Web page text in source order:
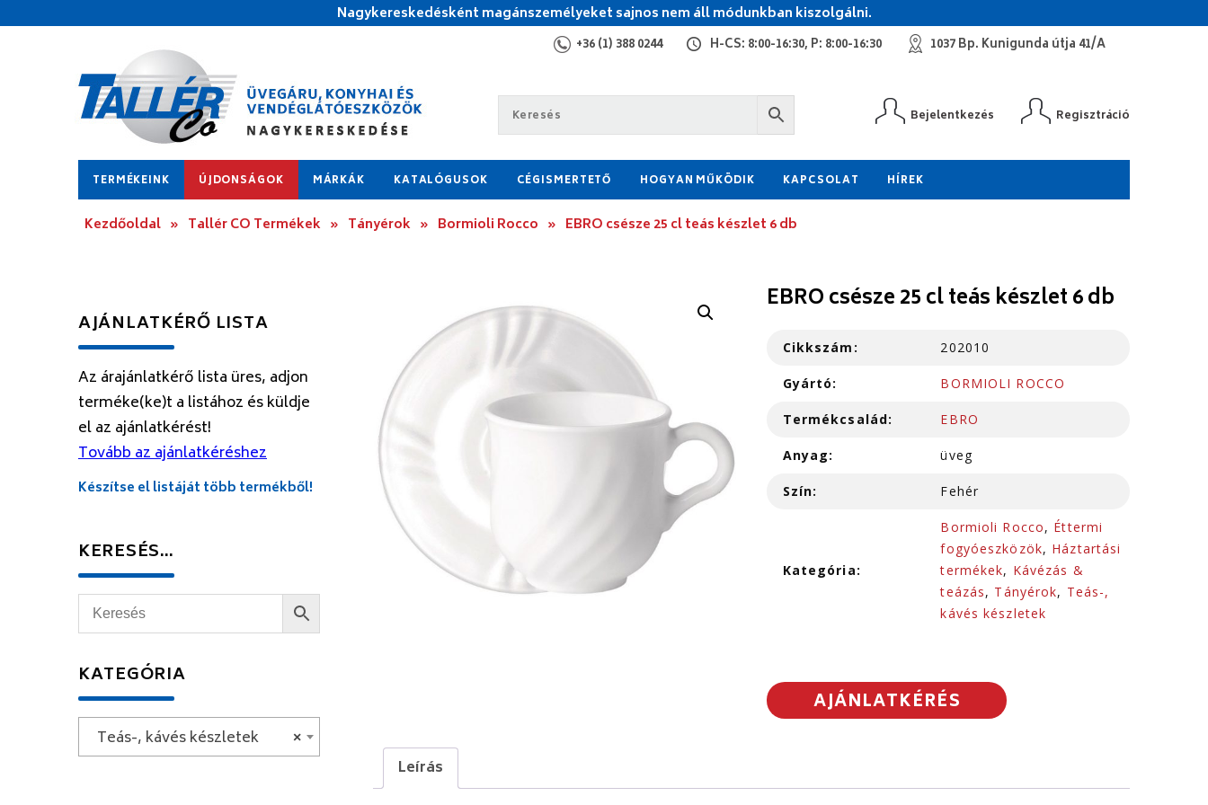
Nagykereskedésként magánszemélyeket sajnos nem áll módunkban kiszolgálni.
+36 (1) 388 0244 H-CS: 8:00-16:30, P: 8:00-16:30 1037 Bp. Kunigunda útja 41/A
Bejelentkezés Regisztráció
TERMÉKEINK ÚJDONSÁGOK MÁRKÁK KATALÓGUSOK CÉGISMERTETŐ HOGYAN MŰKÖDIK KAPCSOLAT HÍREK
Kezdőoldal » Tallér CO Termékek » Tányérok » Bormioli Rocco » EBRO csésze 25 cl teás készlet 6 db
EBRO csésze 25 cl teás készlet 6 db
Cikkszám: 202010
Gyártó: BORMIOLI ROCCO
Termékcsalád: EBRO
Anyag: üveg
Szín: Fehér
Kategória:
Bormioli Rocco, Éttermi
fogyóeszközök, Háztartási
termékek, Kávézás &
teázás, Tányérok, Teás-,
kávés készletek
AJÁNLATKÉRÉS
Leírás
AJÁNLATKÉRŐ LISTA
Az árajánlatkérő lista üres, adjon
terméke(ke)t a listához és küldje
el az ajánlatkérést!
Tovább az ajánlatkéréshez
Készítse el listáját több termékből!
KERESÉS…
KATEGÓRIA
×
Teás-, kávés készletek